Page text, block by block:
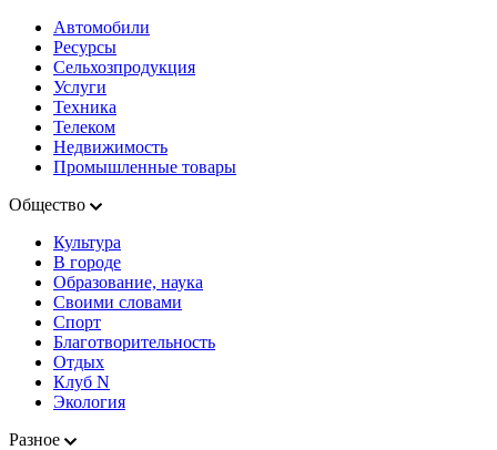
Автомобили
Ресурсы
Сельхозпродукция
Услуги
Техника
Телеком
Недвижимость
Промышленные товары
Общество
Культура
В городе
Образование, наука
Своими словами
Спорт
Благотворительность
Отдых
Клуб N
Экология
Разное